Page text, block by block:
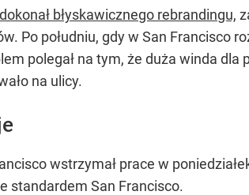
błyskawicznego rebrandingu,
Po południu, gdy w San Francisco
polegał na tym, że duża winda
na ulicy.
wstrzymał prace w
standardem San Francisco.